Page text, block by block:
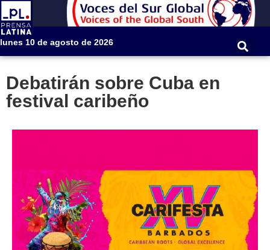
lunes 10 de agosto de 2026
Debatirán sobre Cuba en
festival caribeño